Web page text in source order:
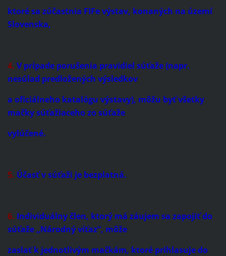
ktoré sa zúčastnia FIFe výstav, konaných na území
Slovenska,
4. V prípade porušenia pravidiel súťaže (napr.
nesúlad predložených výsledkov
a oficiálneho katalógu výstavy), môžu byť všetky
mačky súťažiaceho zo súťaže
vylúčené.
5. Účasť v súťaži je bezplatná.
6. Individuálny člen, ktorý má záujem sa zapojiť do
súťaže „Národný víťaz“, môže
zaslať k jednotlivým mačkám, ktoré prihlasuje do